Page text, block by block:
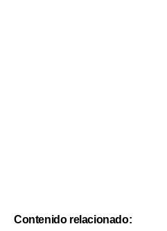
Contenido relacionado: